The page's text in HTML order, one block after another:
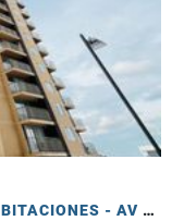
SE ARRIENDA APARTAMENTO DE 3 HABITACIONES - AV 19 NORTE